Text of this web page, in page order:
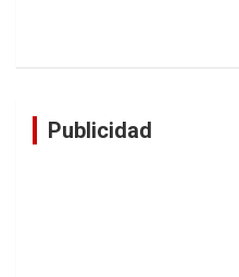
Publicidad